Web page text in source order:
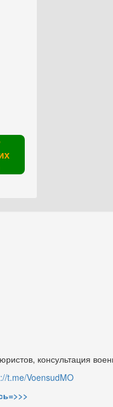
консультация
t.me/VoensudMO